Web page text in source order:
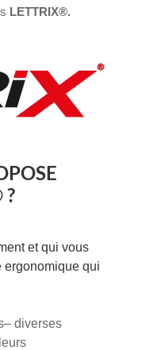
LETTRIX®.
?
et qui vous
ergonomique qui
– diverses